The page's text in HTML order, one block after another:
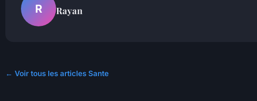
R Rayan
← Voir tous les articles Sante